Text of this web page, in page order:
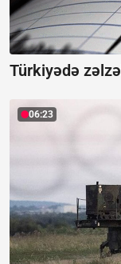
Türkiyədə
06:23